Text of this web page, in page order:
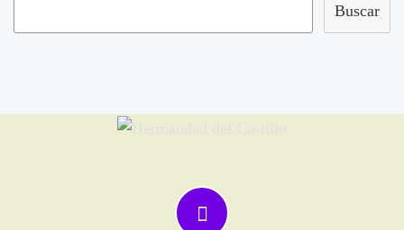
Buscar
PADRE JESÚS ATADO A LA COLUMNA,